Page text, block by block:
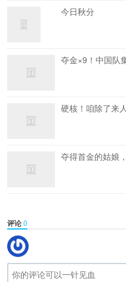
今日秋分
夺金×9！中国队
硬核！咱除了来
夺得首金的姑娘
评论0